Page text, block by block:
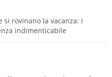
si rovinano la vacanza: i
indimenticabile